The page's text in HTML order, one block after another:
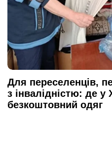
Для переселенців,
з інвалідністю: де у
безкоштовний одяг